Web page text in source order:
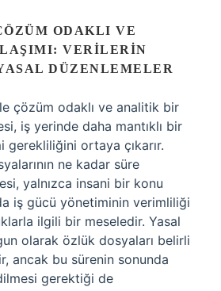
ODAKLI VE
VERILERIN
DÜZENLEMELER
çözüm odaklı ve analitik bir
iş yerinde daha mantıklı bir
gerekliliğini ortaya çıkarır.
ne kadar süre
yalnızca insani bir konu
iş gücü yönetiminin verimliliği
ilgili bir meseledir. Yasal
olarak özlük dosyaları belirli
ancak bu sürenin sonunda
gerektiği de